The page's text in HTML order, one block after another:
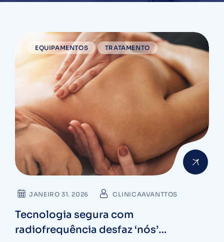
EQUIPAMENTOS TRATAMENTO
JANEIRO 31. 2026 CLINICAAVANTTOS
Tecnologia segura com
radiofrequência desfaz ‘nós’